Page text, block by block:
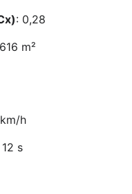
: 0,28
m²
h
12 s